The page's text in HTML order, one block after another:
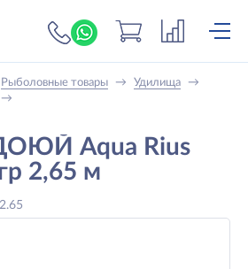
+7 (919) 698-56-
Рыболовные товары → Удилища
→
→
Aqua Rius
2,65 м